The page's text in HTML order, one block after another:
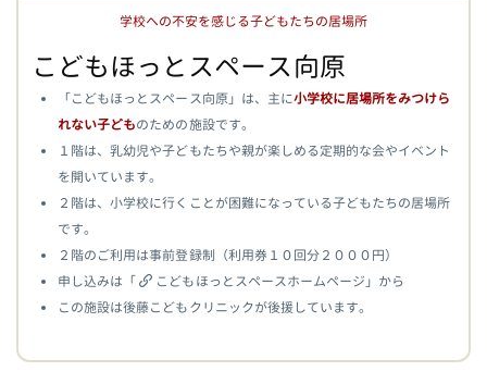
学校への不安を感じる子どもたちの居場所
こどもほっとスペース向原
「こどもほっとスペース向原」は、主に小学校に居場所をみつけら
れない子どものための施設です。
１階は、乳幼児や子どもたちや親が楽しめる定期的な会やイベント
を開いています。
２階は、小学校に行くことが困難になっている子どもたちの居場所
です。
２階のご利用は事前登録制（利用券１０回分２０００円）
申し込みは「
こどもほっとスペースホームページ 」から
この施設は後藤こどもクリニックが後援しています。